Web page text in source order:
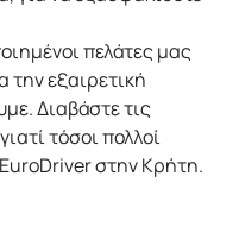
πελάτες μας
την εξαιρετική
Διαβάστε τις
τόσοι πολλοί
στην Κρήτη.